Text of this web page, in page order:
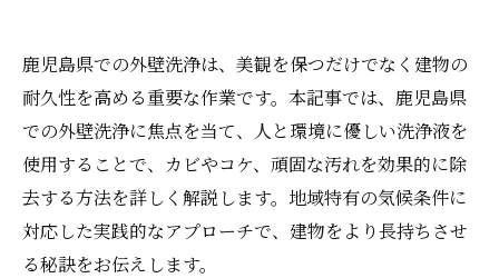
鹿児島県での外壁洗浄は、美観を保つだけでなく建物の
耐久性を高める重要な作業です。本記事では、鹿児島県
での外壁洗浄に焦点を当て、人と環境に優しい洗浄液を
使用することで、カビやコケ、頑固な汚れを効果的に除
去する方法を詳しく解説します。地域特有の気候条件に
対応した実践的なアプローチで、建物をより長持ちさせ
る秘訣をお伝えします。